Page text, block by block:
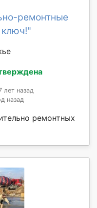
ремонтные
лет назад
назад
ремонтных